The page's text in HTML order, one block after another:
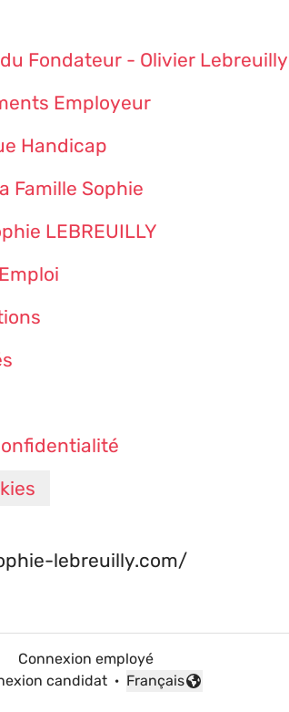
Fondateur - Olivier Lebreuilly
Employeur
Handicap
Famille Sophie
LEBREUILLY
lebreuilly.com/
Connexion employé
candidat ·
Changer la langue
Français